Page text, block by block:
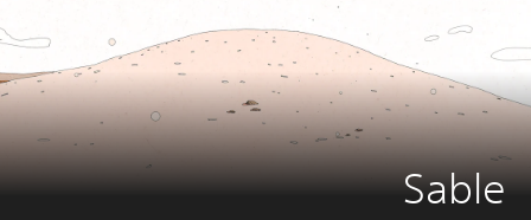
Sable